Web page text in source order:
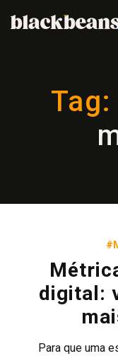
Tag:
digital:
Para que uma